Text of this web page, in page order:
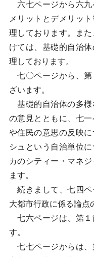
六七ページから六九
メリットとデメリッ
理しております。ま
けては、基礎的自治
理しております。
七〇ページから、第
ざいます。
基礎的自治体の多様
の意見とともに、七
や住民の意思の反映
シュという自治単位
カのシティー・マネ
ます。
続きまして、七四ペ
大都市行政に係る論点
七六ページは、第１
す。
七七ページからは、